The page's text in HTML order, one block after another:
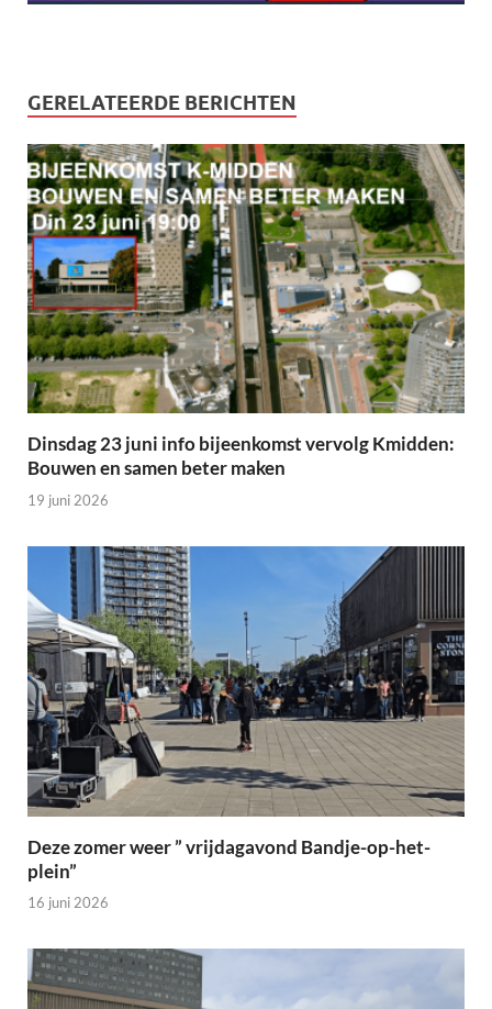
GERELATEERDE BERICHTEN
Dinsdag 23 juni info bijeenkomst vervolg Kmidden:
Bouwen en samen beter maken
19 juni 2026
Deze zomer weer ” vrijdagavond Bandje-op-het-
plein”
16 juni 2026